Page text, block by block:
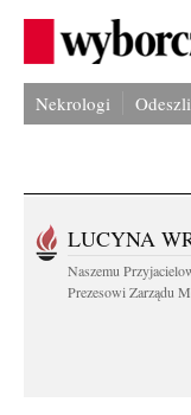
Nekrologi Odeszli
LUCYNA
Naszemu
Prezesowi Zarządu